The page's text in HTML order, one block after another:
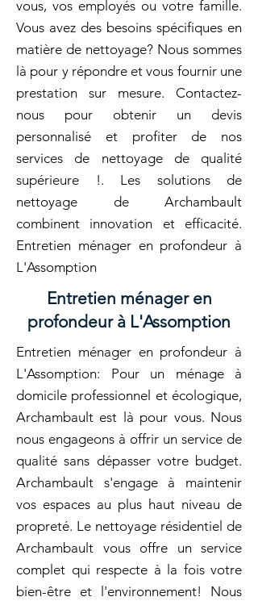
vous, vos employés ou votre famille.
Vous avez des besoins spécifiques en
matière de nettoyage? Nous sommes
là pour y répondre et vous fournir une
prestation sur mesure. Contactez-
nous pour obtenir un devis
personnalisé et profiter de nos
services de nettoyage de qualité
supérieure !. Les solutions de
nettoyage de Archambault
combinent innovation et efficacité.
Entretien ménager en profondeur à
L'Assomption
Entretien ménager en
profondeur à L'Assomption
Entretien ménager en profondeur à
L'Assomption: Pour un ménage à
domicile professionnel et écologique,
Archambault est là pour vous. Nous
nous engageons à offrir un service de
qualité sans dépasser votre budget.
Archambault s'engage à maintenir
vos espaces au plus haut niveau de
propreté. Le nettoyage résidentiel de
Archambault vous offre un service
complet qui respecte à la fois votre
bien-être et l'environnement! Nous